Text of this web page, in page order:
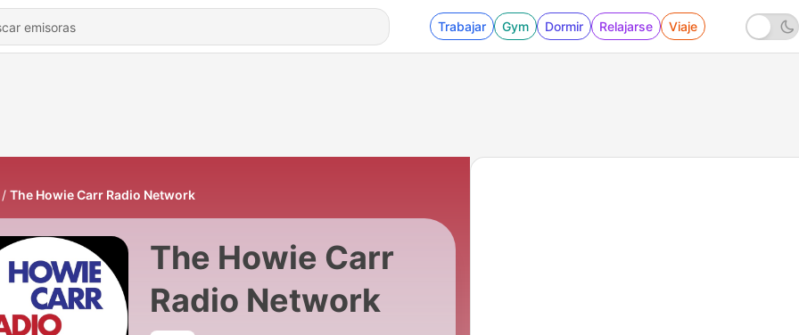
Trabajar Gym Dormir Relajarse Viaje
The Howie Carr Radio Network
The Howie Carr
Radio Network